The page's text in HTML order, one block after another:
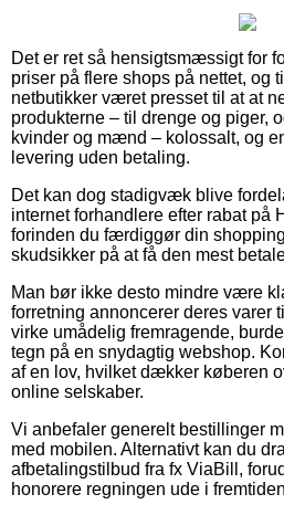
Det er ret så hensigtsmæssigt for
priser på flere shops på nettet, og
netbutikker været presset til at at
produkterne – til drenge og piger,
kvinder og mænd – kolossalt, og
levering uden betaling.
Det kan dog stadigvæk blive
internet forhandlere efter rabat på
forinden du færdiggør din
skudsikker på at få den mest
Man bør ikke desto mindre være
forretning annoncerer deres varer
virke umådelig fremragende,
tegn på en snydagtig webshop.
af en lov, hvilket dækker køberen
online selskaber.
Vi anbefaler generelt bestillinger
med mobilen. Alternativt kan du
afbetalingstilbud fra fx ViaBill,
honorere regningen ude i